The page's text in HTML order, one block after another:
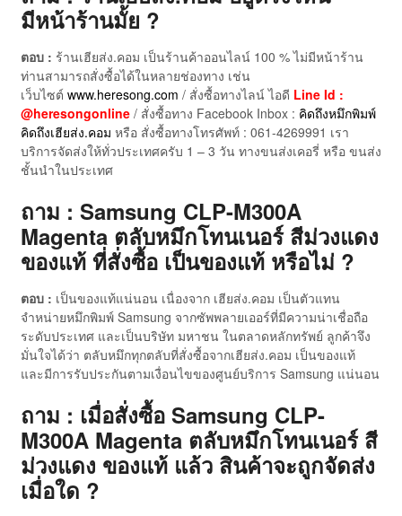
มีหน้าร้านมั้ย ?
ตอบ : ร้านเฮียส่ง.คอม เป็นร้านค้าออนไลน์ 100 % ไม่มีหน้าร้าน
ท่านสามารถสั่งซื้อได้ในหลายช่องทาง เช่น
เว็บไซต์ www.heresong.com / สั่งซื้อทางไลน์ ไอดี Line Id :
@heresongonline / สั่งซื้อทาง Facebook Inbox : คิดถึงหมึกพิมพ์
คิดถึงเฮียส่ง.คอม หรือ สั่งซื้อทางโทรศัพท์ : 061-4269991 เรา
บริการจัดส่งให้ทั่วประเทศครับ 1 – 3 วัน ทางขนส่งเคอรี่ หรือ ขนส่ง
ชั้นนำในประเทศ
ถาม : Samsung CLP-M300A
Magenta ตลับหมึกโทนเนอร์ สีม่วงแดง
ของแท้ ที่สั่งซื้อ เป็นของแท้ หรือไม่ ?
ตอบ : เป็นของแท้แน่นอน เนื่องจาก เฮียส่ง.คอม เป็นตัวแทน
จำหน่ายหมึกพิมพ์ Samsung จากซัพพลายเออร์ที่มีความน่าเชื่อถือ
ระดับประเทศ และเป็นบริษัท มหาชน ในตลาดหลักทรัพย์ ลูกค้าจึง
มั่นใจได้ว่า ตลับหมึกทุกตลับที่สั่งซื้อจากเฮียส่ง.คอม เป็นของแท้
และมีการรับประกันตามเงื่อนไขของศูนย์บริการ Samsung แน่นอน
ถาม : เมื่อสั่งซื้อ Samsung CLP-
M300A Magenta ตลับหมึกโทนเนอร์ สี
ม่วงแดง ของแท้ แล้ว สินค้าจะถูกจัดส่ง
เมื่อใด ?